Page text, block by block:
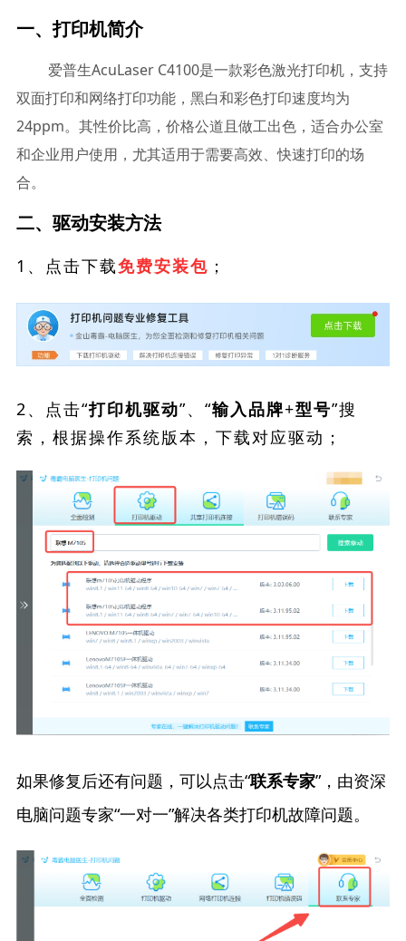
一、打印机简介
爱普生AcuLaser C4100是一款彩色激光打印机，支持
双面打印和网络打印功能，黑白和彩色打印速度均为
24ppm。其性价比高，价格公道且做工出色，适合办公室
和企业用户使用，尤其适用于需要高效、快速打印的场
合。
二、驱动安装方法
1、点击下载免费安装包 ；
2、点击“打印机驱动”、“输入品牌+型号”搜
索，根据操作系统版本，下载对应驱动；
如果修复后还有问题，可以点击“联系专家”，由资深
电脑问题专家“一对一”解决各类打印机故障问题。